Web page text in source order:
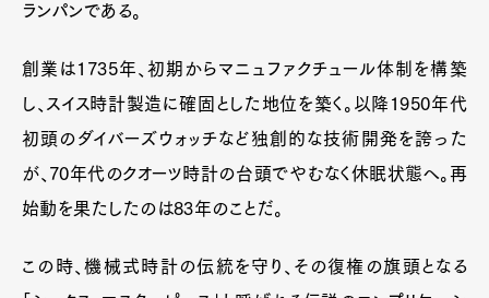
ランパンである。
創業は1735年、初期からマニュファクチュール体制を構築
し、スイス時計製造に確固とした地位を築く。以降1950年代
初頭のダイバーズウォッチなど独創的な技術開発を誇った
が、70年代のクオーツ時計の台頭でやむなく休眠状態へ。再
始動を果たしたのは83年のことだ。
この時、機械式時計の伝統を守り、その復権の旗頭となる